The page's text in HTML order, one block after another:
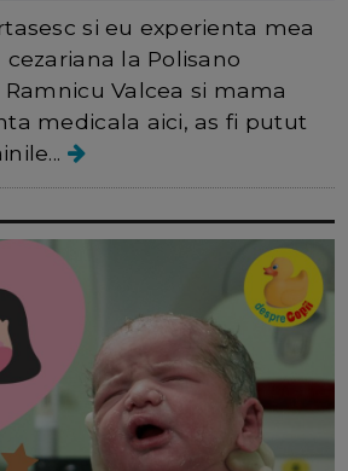
si eu experienta mea
la Polisano
Ramnicu Valcea si mama
medicala aici, as fi putut